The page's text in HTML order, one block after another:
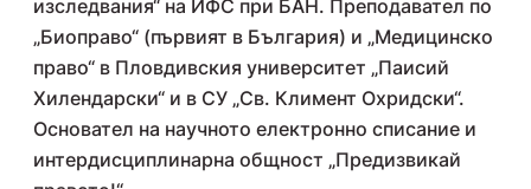
изследвания“ на ИФС при БАН. Преподавател по
„Биоправо“ (първият в България) и „Медицинско
право“ в Пловдивския университет „Паисий
Хилендарски“ и в СУ „Св. Климент Охридски“.
Основател на научното електронно списание и
интердисциплинарна общност „Предизвикай